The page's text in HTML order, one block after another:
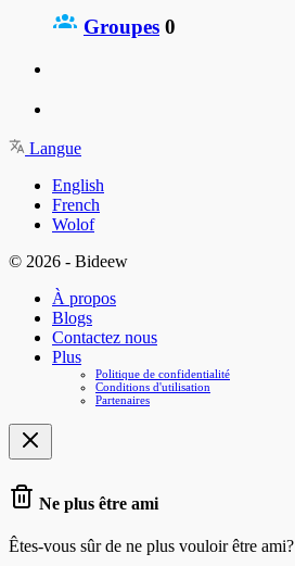
Groupes 0
Langue
English
French
Wolof
© 2026 - Bideew
À propos
Blogs
Contactez nous
Plus
Politique de confidentialité
Conditions d'utilisation
Partenaires
Ne plus être ami
Êtes-vous sûr de ne plus vouloir être ami?